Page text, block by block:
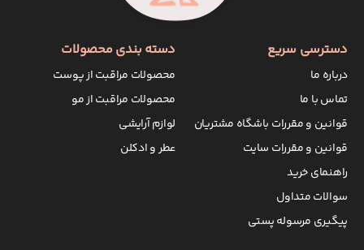
دسترسی سریع
درباره ما
تماس با ما
قوانین و مقررات باشگاه مشتریان
قوانین و مقررات سایت
راهنمای خرید
سوالات متداول
پیگیری مرسوله پستی
دسته بندی محصولات
محصولات مراقبت از پوست
محصولات مراقبت از مو
لوازم آرایشی
عطر و ادکلن